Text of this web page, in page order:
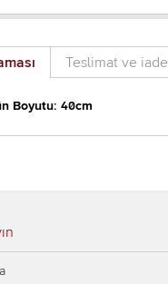
Teslimat ve iade
Boyutu: 40cm